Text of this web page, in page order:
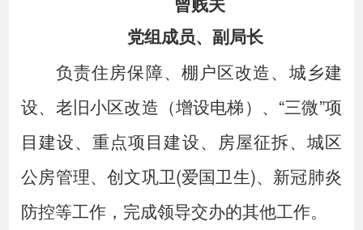
曾贱夫
党组成员、副局长
负责住房保障、棚户区改造、城乡建
设、老旧小区改造（增设电梯）、 “三微”项
目建设、重点项目建设、房屋征拆、城区
公房管理、创文巩卫(爱国卫生)、新冠肺炎
防控等工作，完成领导交办的其他工作。